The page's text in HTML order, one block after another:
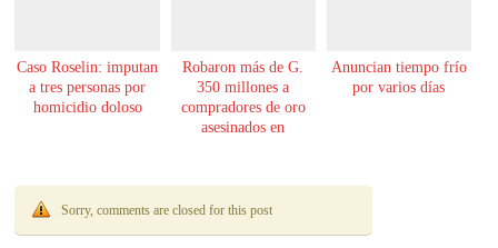
Caso Roselin: imputan
a tres personas por
homicidio doloso
Robaron más de G.
350 millones a
compradores de oro
asesinados en
Anuncian tiempo frío
por varios días
Sorry, comments are closed for this post